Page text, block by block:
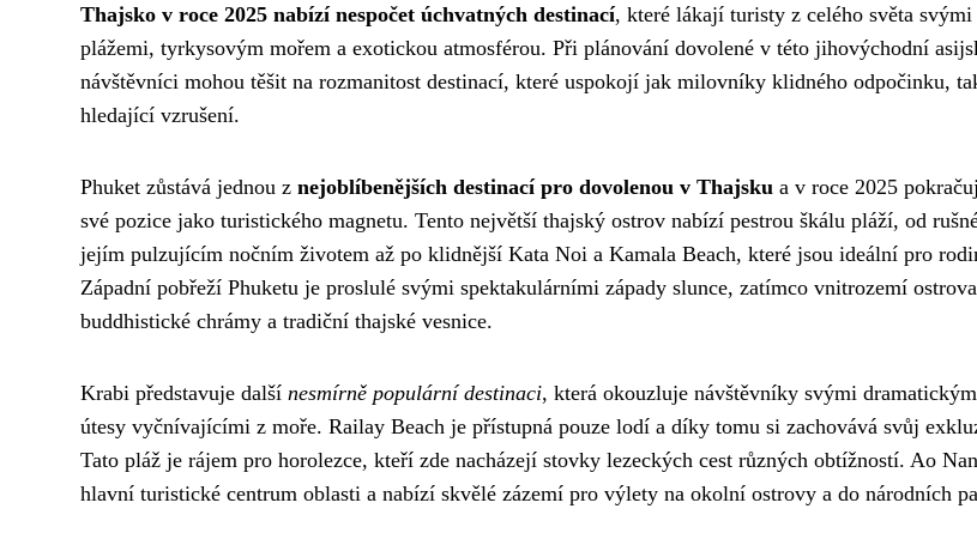
Thajsko v roce 2025 nabízí nespočet úchvatných destinací, které lákají turisty z celého světa
plážemi, tyrkysovým mořem a exotickou atmosférou. Při plánování dovolené v této jihovýchodní
návštěvníci mohou těšit na rozmanitost destinací, které uspokojí jak milovníky klidného odpočinku,
hledající vzrušení.
Phuket zůstává jednou z nejoblíbenějších destinací pro dovolenou v Thajsku a v roce 2025
své pozice jako turistického magnetu. Tento největší thajský ostrov nabízí pestrou škálu pláží, od
jejím pulzujícím nočním životem až po klidnější Kata Noi a Kamala Beach, které jsou ideální pro
Západní pobřeží Phuketu je proslulé svými spektakulárními západy slunce, zatímco vnitrozemí
buddhistické chrámy a tradiční thajské vesnice.
Krabi představuje další nesmírně populární destinaci, která okouzluje návštěvníky svými
útesy vyčnívajícími z moře. Railay Beach je přístupná pouze lodí a díky tomu si zachovává svůj
Tato pláž je rájem pro horolezce, kteří zde nacházejí stovky lezeckých cest různých obtížností. Ao
hlavní turistické centrum oblasti a nabízí skvělé zázemí pro výlety na okolní ostrovy a do národních